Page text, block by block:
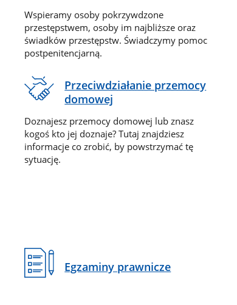
Wspieramy osoby pokrzywdzone
przestępstwem, osoby im najbliższe oraz
świadków przestępstw. Świadczymy pomoc
postpenitencjarną.
Przeciwdziałanie przemocy
domowej
Doznajesz przemocy domowej lub znasz
kogoś kto jej doznaje? Tutaj znajdziesz
informacje co zrobić, by powstrzymać tę
sytuację.
Egzaminy prawnicze